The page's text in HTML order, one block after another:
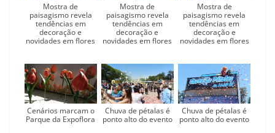
Mostra de
paisagismo revela
tendências em
decoração e
novidades em flores
Mostra de
paisagismo revela
tendências em
decoração e
novidades em flores
Mostra de
paisagismo revela
tendências em
decoração e
novidades em flores
Cenários marcam o
Parque da Expoflora
Chuva de pétalas é
ponto alto do evento
Chuva de pétalas é
ponto alto do evento